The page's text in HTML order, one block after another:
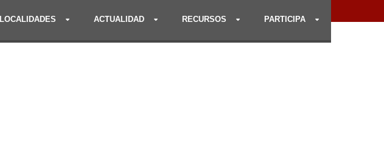
LOCALIDADES ACTUALIDAD RECURSOS PARTICIPA